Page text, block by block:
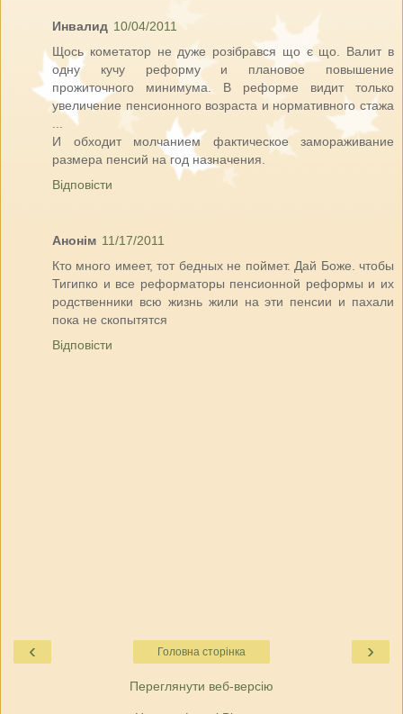
Инвалид 10/04/2011
Щось кометатор не дуже розібрався що є що. Валит в
одну кучу реформу и плановое повышение
прожиточного минимума. В реформе видит только
увеличение пенсионного возраста и нормативного стажа
...
И обходит молчанием фактическое замораживание
размера пенсий на год назначения.
Відповісти
Анонім 11/17/2011
Кто много имеет, тот бедных не поймет. Дай Боже. чтобы
Тигипко и все реформаторы пенсионной реформы и их
родственники всю жизнь жили на эти пенсии и пахали
пока не скопытятся
Відповісти
‹ ›
Головна сторінка
Переглянути веб-версію